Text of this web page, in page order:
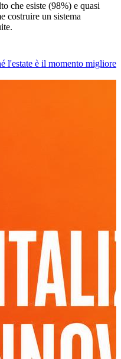
che esiste (98%) e quasi
costruire un sistema
l'estate è il momento migliore